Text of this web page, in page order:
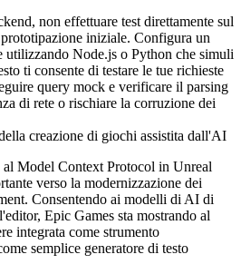
non effettuare test direttamente sul
iniziale. Configura un
utilizzando Node.js o Python che simuli
ti consente di testare le tue richieste
query mock e verificare il parsing
di rete o rischiare la corruzione dei
creazione di giochi assistita dall'AI
Model Context Protocol in Unreal
verso la modernizzazione dei
Consentendo ai modelli di AI di
Epic Games sta mostrando al
integrata come strumento
semplice generatore di testo